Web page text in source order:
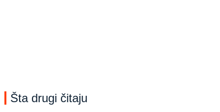
Šta drugi čitaju